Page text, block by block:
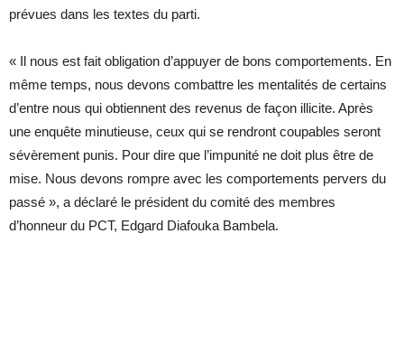
prévues dans les textes du parti.
« Il nous est fait obligation d’appuyer de bons comportements. En
même temps, nous devons combattre les mentalités de certains
d’entre nous qui obtiennent des revenus de façon illicite. Après
une enquête minutieuse, ceux qui se rendront coupables seront
sévèrement punis. Pour dire que l’impunité ne doit plus être de
mise. Nous devons rompre avec les comportements pervers du
passé », a déclaré le président du comité des membres
d’honneur du PCT, Edgard Diafouka Bambela.